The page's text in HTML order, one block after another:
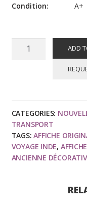
Condition:
A+
NATHAN-
GARAMOND
plus
grand
réseau
du
ADD
CATEGORIES:
TRANSPORT
TAGS:AFFICHE
VOYAGE INDE,
ANCIENNE